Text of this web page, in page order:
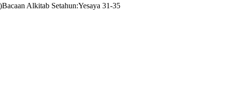
Alkitab Setahun:Yesaya 31-35